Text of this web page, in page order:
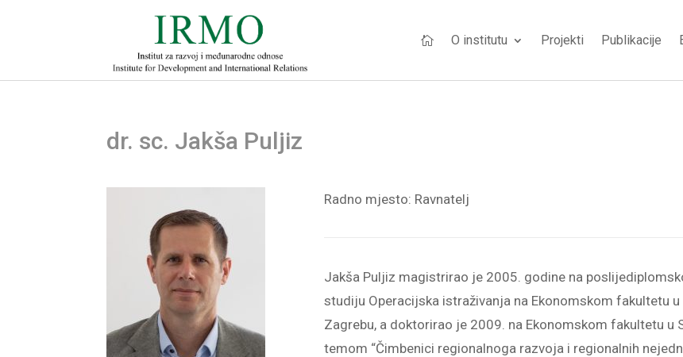
 O institutu Projekti Publikacije
dr. sc. Jakša Puljiz
Radno mjesto: Ravnatelj
Jakša Puljiz magistrirao je 2005. godine na
studiju Operacijska istraživanja na Ekonomskom fakultetu u
Zagrebu, a doktorirao je 2009. na Ekonomskom fakultetu u
temom “Čimbenici regionalnoga razvoja i regionalnih